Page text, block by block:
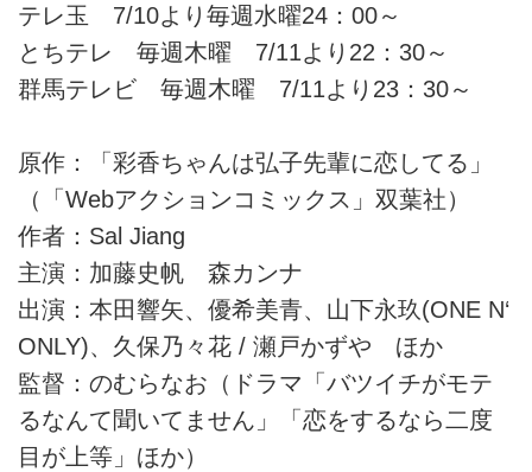
テレ玉 7/10より毎週水曜24：00～
とちテレ 毎週木曜 7/11より22：30～
群馬テレビ 毎週木曜 7/11より23：30～
原作：「彩香ちゃんは弘子先輩に恋してる」
（「Webアクションコミックス」双葉社）
作者：Sal Jiang
主演：加藤史帆 森カンナ
出演：本田響矢、優希美青、山下永玖(ONE N‘
ONLY)、久保乃々花 / 瀬戸かずや ほか
監督：のむらなお（ドラマ「バツイチがモテ
るなんて聞いてません」「恋をするなら二度
目が上等」ほか）